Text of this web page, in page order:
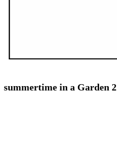
summertime in a Garden 2